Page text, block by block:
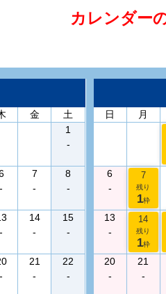
カレンダー
金
土
1
-
-
7
-
8
-
-
14
-
15
-
-
21
-
22
-
日
月
6
-
7
残り
1枠
13
-
14
残り
1枠
20
-
21
-